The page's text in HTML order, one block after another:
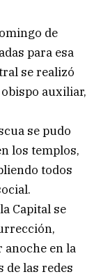
de
para esa
se realizó
auxiliar,
se pudo
los templos,
todos
Capital se
en la
de las redes